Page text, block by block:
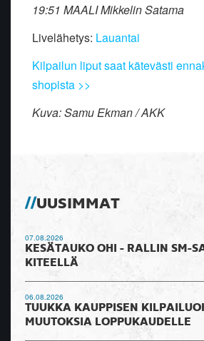
19:51 MAALI Mikkelin Satama
Livelähetys: Lauantai
Kilpailun liput saat kätevästi
shopista >>
Kuva: Samu Ekman / AKK
UUSIMMAT
07.08.2026
KESÄTAUKO OHI - RALLIN SM-
KITEELLÄ
06.08.2026
TUUKKA KAUPPISEN
MUUTOKSIA LOPPUKAUDELLE